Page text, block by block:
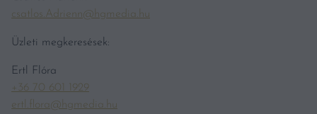
csatlos.Adrienn@hgmedia.hu
Üzleti megkeresések:
Ertl Flóra
+36 70 601 1929
ertl.flora@hgmedia.hu